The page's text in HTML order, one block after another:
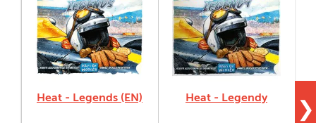
Heat - Legends (EN) Heat - Legendy ❯